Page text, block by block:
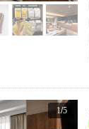
1/5